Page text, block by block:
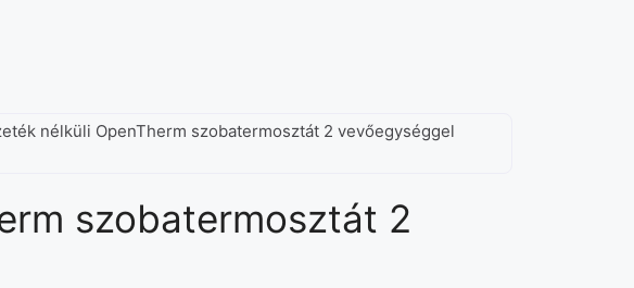
nélküli OpenTherm szobatermosztát 2 vevőegységgel
szobatermosztát 2